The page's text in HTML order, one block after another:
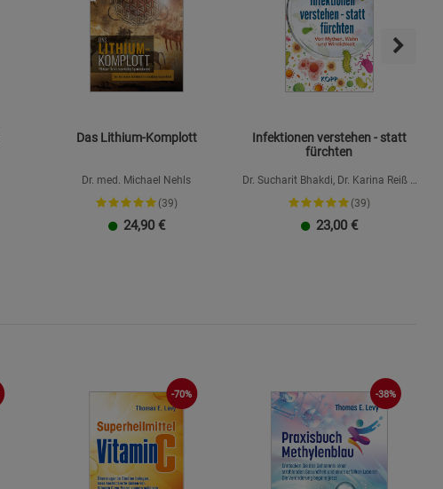
Das Lithium-Komplott
Dr. med. Michael Nehls
(39)
24,90 €
Infektionen verstehen - statt
fürchten
Dr. Sucharit Bhakdi, Dr. Karina Reiß &
Dr. Claus Köhnlein
(39)
23,00 €
-70% -38%